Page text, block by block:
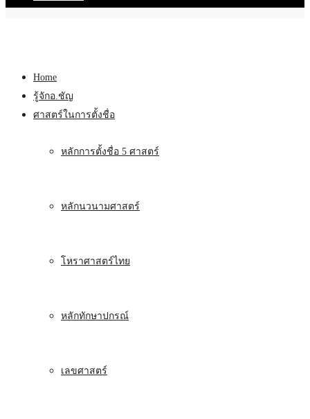
Home
รู้จักอ.ชัญ
ศาสตร์ในการตั้งชื่อ
หลักการตั้งชื่อ 5 ศาสตร์
หลักนวนามศาสตร์
โหราศาสตร์ไทย
หลักทักษาปกรณ์
เลขศาสตร์